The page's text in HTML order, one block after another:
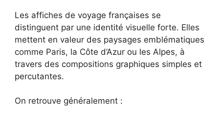
Les affiches de voyage françaises se
distinguent par une identité visuelle forte. Elles
mettent en valeur des paysages emblématiques
comme Paris, la Côte d’Azur ou les Alpes, à
travers des compositions graphiques simples et
percutantes.
On retrouve généralement :